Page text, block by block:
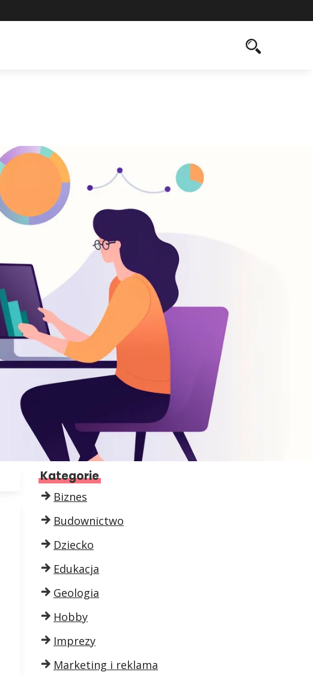
Kategorie
Biznes
Budownictwo
Dziecko
Edukacja
Geologia
Hobby
Imprezy
Marketing i reklama